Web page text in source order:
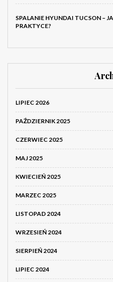
SPALANIE HYUNDAI TUCSON –
PRAKTYCE?
LIPIEC 2026
PAŹDZIERNIK 2025
CZERWIEC 2025
MAJ 2025
KWIECIEŃ 2025
MARZEC 2025
LISTOPAD 2024
WRZESIEŃ 2024
SIERPIEŃ 2024
LIPIEC 2024